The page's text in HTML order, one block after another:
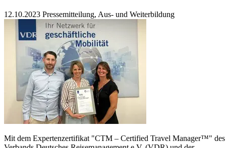
12.10.2023 Pressemitteilung, Aus- und Weiterbildung
Mit dem Expertenzertifikat "CTM – Certified Travel Manager™" des